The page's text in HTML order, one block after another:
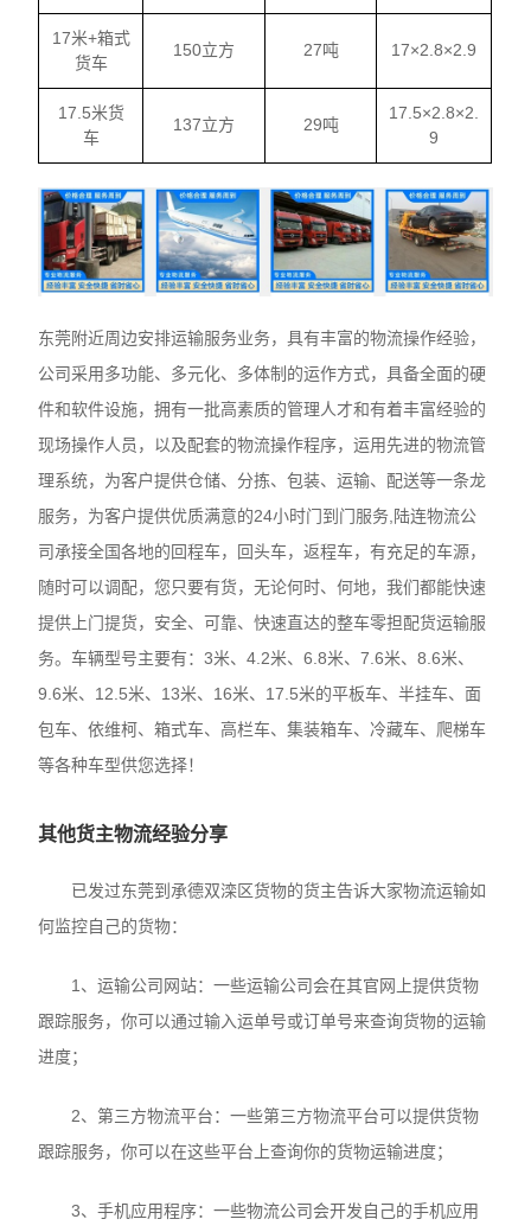
17米+箱式
货车
150立方 27吨 17×2.8×2.9
17.5米货
车
137立方 29吨
17.5×2.8×2.
9
东莞附近周边安排运输服务业务，具有丰富的物流操作经验，
公司采用多功能、多元化、多体制的运作方式，具备全面的硬
件和软件设施，拥有一批高素质的管理人才和有着丰富经验的
现场操作人员，以及配套的物流操作程序，运用先进的物流管
理系统，为客户提供仓储、分拣、包装、运输、配送等一条龙
服务，为客户提供优质满意的24小时门到门服务,陆连物流公
司承接全国各地的回程车，回头车，返程车，有充足的车源，
随时可以调配，您只要有货，无论何时、何地，我们都能快速
提供上门提货，安全、可靠、快速直达的整车零担配货运输服
务。车辆型号主要有：3米、4.2米、6.8米、7.6米、8.6米、
9.6米、12.5米、13米、16米、17.5米的平板车、半挂车、面
包车、依维柯、箱式车、高栏车、集装箱车、冷藏车、爬梯车
等各种车型供您选择！
其他货主物流经验分享
已发过东莞到承德双滦区货物的货主告诉大家物流运输如
何监控自己的货物：
1、运输公司网站：一些运输公司会在其官网上提供货物
跟踪服务，你可以通过输入运单号或订单号来查询货物的运输
进度；
2、第三方物流平台：一些第三方物流平台可以提供货物
跟踪服务，你可以在这些平台上查询你的货物运输进度；
3、手机应用程序：一些物流公司会开发自己的手机应用